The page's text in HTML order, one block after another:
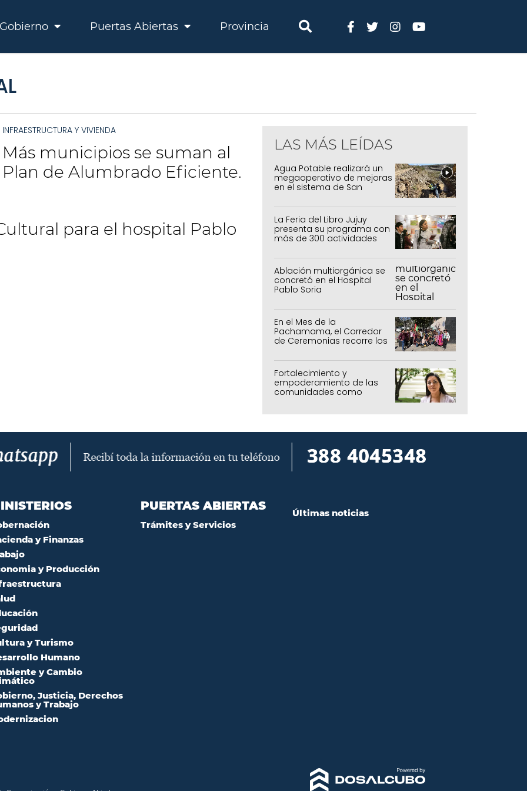
Gobierno Puertas Abiertas Provincia
INFRAESTRUCTURA Y VIVIENDA
Más municipios se suman al
Plan de Alumbrado Eficiente.
para el hospital Pablo
LAS MÁS LEÍDAS
Agua Potable realizará un
megaoperativo de mejoras
en el sistema de San
La Feria del Libro Jujuy
presenta su programa con
más de 300 actividades
Ablación multiorgánica se
concretó en el Hospital
Pablo Soria
En el Mes de la
Pachamama, el Corredor
de Ceremonias recorre los
capital
Fortalecimiento y
empoderamiento de las
comunidades como
y Finanzas
y Producción
y Turismo
Humano
y Cambio
Justicia, Derechos
y Trabajo
PUERTAS ABIERTAS
Trámites y Servicios
Últimas noticias